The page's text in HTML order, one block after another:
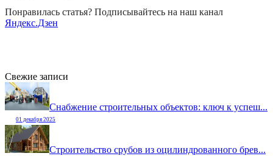
Понравилась статья? Подписывайтесь на наш канал
Яндекс.Дзен
Свежие записи
Снабжение строительных объектов: ключ к успеш...
01 декабря 2025
Строительство срубов из оцилиндрованного брев...